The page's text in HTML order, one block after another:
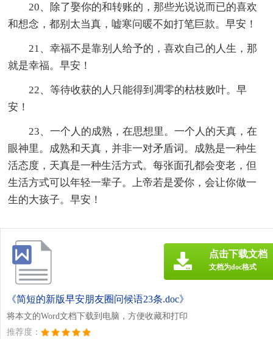
20、除了娶你的和转账的，那些光说说而已的喜欢
和想念，都别太当真，嘘寒问暖不如打笔巨款。早安！
21、幸福不是靠别人给予的，喜欢自己的人生，那
就是幸福。早安！
22、等待收获的人只能得到凋零的枯枝败叶。早
安！
23、一个人的成熟，在思想里。一个人的天真，在
眼神里。成熟和天真，并非一对矛盾词。成熟是一种生
活态度，天真是一种生活方式。每张面孔都会变老，但
生活方式可以年轻一辈子。上帝若是爱你，会让你做一
生的大孩子。早安！
《简短的新版早安朋友圈问候语23条.doc》
将本文的Word文档下载到电脑，方便收藏和打印
推荐度：
点击下载文档
文档为doc格式